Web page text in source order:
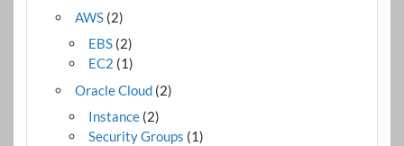
AWS(2)
EBS (2)
EC2 (1)
Oracle Cloud(2)
Instance (2)
Security Groups (1)